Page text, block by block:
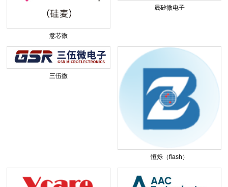
意芯微
晟矽微电子
三伍微
恒烁（flash）